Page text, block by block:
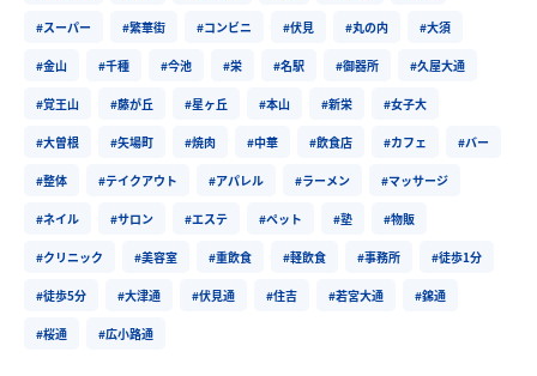
#スーパー #繁華街 #コンビニ #伏見 #丸の内 #大須
#金山 #千種 #今池 #栄 #名駅 #御器所 #久屋大通
#覚王山 #藤が丘 #星ヶ丘 #本山 #新栄 #女子大
#大曽根 #矢場町 #焼肉 #中華 #飲食店 #カフェ #バー
#整体 #テイクアウト #アパレル #ラーメン #マッサージ
#ネイル #サロン #エステ #ペット #塾 #物販
#クリニック #美容室 #重飲食 #軽飲食 #事務所 #徒歩1分
#徒歩5分 #大津通 #伏見通 #住吉 #若宮大通 #錦通
#桜通 #広小路通